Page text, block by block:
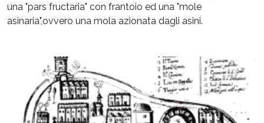
una "pars fructaria" con frantoio ed una "mole
asinaria",ovvero una mola azionata dagli asini.